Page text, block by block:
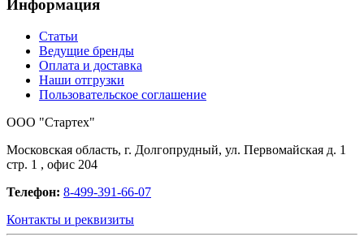
Информация
Статьи
Ведущие бренды
Оплата и доставка
Наши отгрузки
Пользовательское соглашение
OOO "Стартех"
Московская область, г. Долгопрудный, ул. Первомайская д. 1
стр. 1 , офис 204
Телефон: 8-499-391-66-07
Контакты и реквизиты